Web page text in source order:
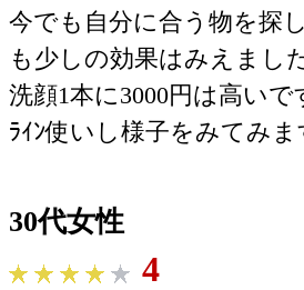
今でも自分に合う物を探
も少しの効果はみえまし
洗顔1本に3000円は高い
ﾗｲﾝ使いし様子をみてみま
30代女性
4